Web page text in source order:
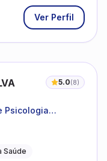
Ver Perfil
5.0(8)
Psicologia
Saúde